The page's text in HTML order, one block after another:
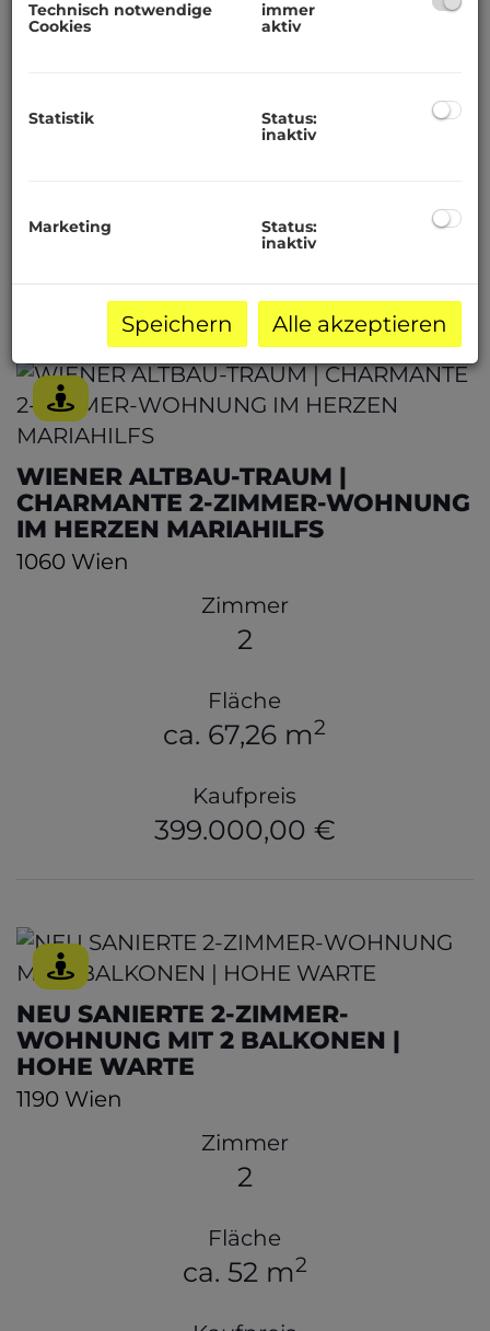
Zimmer
Fläche
Kaufpreis
WIENER ALTBAU-TRAUM |
CHARMANTE 2-ZIMMER-WOHNUNG
IM HERZEN MARIAHILFS
1060 Wien
Zimmer
2
Fläche
ca. 67,26 m2
Kaufpreis
399.000,00 €
NEU SANIERTE 2-ZIMMER-
WOHNUNG MIT 2 BALKONEN |
HOHE WARTE
1190 Wien
Zimmer
2
Fläche
ca. 52 m2
Technisch notwendige
Cookies
immer
aktiv
Statistik
Status:
inaktiv
Marketing
Status:
inaktiv
Speichern Alle akzeptieren